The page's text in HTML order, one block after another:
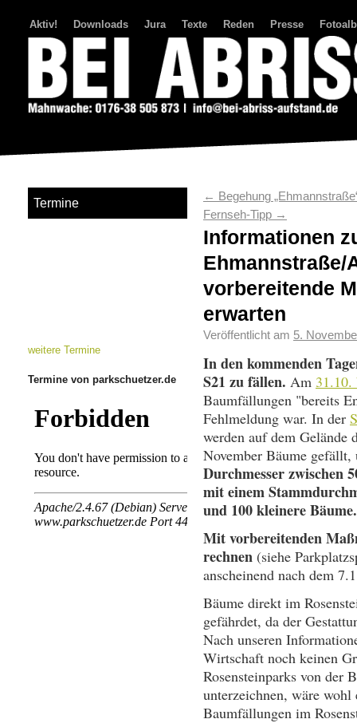
Aktiv! Downloads Jura Texte Reden Presse
← Begehung
Fernseh-Tipp →
Informationen
Ehmannstraße/
vorbereitende
erwarten
Veröffentlicht am 5.
In den kommenden
S21 zu fällen. Am
Baumfällungen "bereits
Fehlmeldung war. In der
werden auf dem Gelände
November Bäume
Durchmesser zwischen
mit einem
und 100 kleinere Bäume.
Mit vorbereitenden
rechnen (siehe
anscheinend nach dem
Bäume direkt im
gefährdet, da der
Nach unseren
Wirtschaft noch keinen
Rosensteinparks von der
unterzeichnen, wäre
Baumfällungen im
Termine
weitere Termine
Termine von parkschuetzer.de